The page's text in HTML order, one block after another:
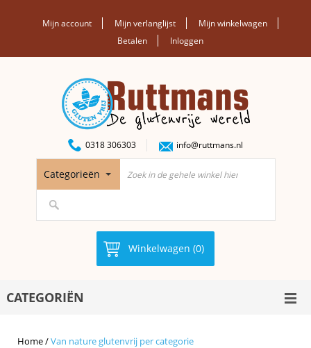
Mijn account Mijn verlanglijst
Mijn winkelwagen
Betalen
Inloggen
0318 306303 info@ruttmans.nl
Categorieën
Winkelwagen (0)
CATEGORIËN
Home/Van nature glutenvrij per categorie